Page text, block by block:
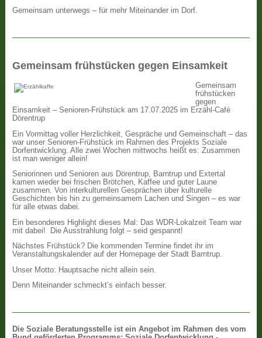
Gemeinsam unterwegs – für mehr Miteinander im Dorf.
Gemeinsam frühstücken gegen Einsamkeit
Gemeinsam
frühstücken
gegen
Einsamkeit – Senioren-Frühstück am 17.07.2025 im Erzähl-Café
Dörentrup
Ein Vormittag voller Herzlichkeit, Gespräche und Gemeinschaft – das
war unser Senioren-Frühstück im Rahmen des Projekts Soziale
Dorfentwicklung. Alle zwei Wochen mittwochs heißt es: Zusammen
ist man weniger allein!
Seniorinnen und Senioren aus Dörentrup, Barntrup und Extertal
kamen wieder bei frischen Brötchen, Kaffee und guter Laune
zusammen. Von interkulturellen Gesprächen über kulturelle
Geschichten bis hin zu gemeinsamem Lachen und Singen – es war
für alle etwas dabei.
Ein besonderes Highlight dieses Mal: Das WDR-Lokalzeit Team war
mit dabei! Die Ausstrahlung folgt – seid gespannt!
Nächstes Frühstück? Die kommenden Termine findet ihr im
Veranstaltungskalender auf der Homepage der Stadt Barntrup.
Unser Motto: Hauptsache nicht allein sein.
Denn Miteinander schmeckt’s einfach besser.
Die Soziale Beratungsstelle ist ein Angebot im Rahmen des vom